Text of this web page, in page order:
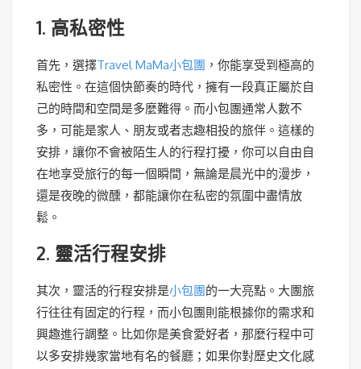
1. 高私密性
首先，選擇Travel MaMa小包團 ，你能享受到極高的
私密性。在這個快節奏的時代，擁有一段真正屬於自
己的時間和空間是多麼難得。而小包團通常人數不
多，可能是家人、朋友或者志趣相投的旅伴。這樣的
安排，讓你不會被陌生人的行程打擾，你可以自由自
在地享受旅行的每一個瞬間，無論是晨光中的漫步，
還是夜晚的微醺，都能讓你在私密的氛圍中盡情放
鬆。
2. 靈活行程安排
其次，靈活的行程安排是小包團的一大亮點。大團旅
行往往有固定的行程，而小包團則能根據你的需求和
興趣進行調整。比如你是美食愛好者，那麼行程中可
以多安排幾家當地有名的餐廳；如果你對歷史文化感